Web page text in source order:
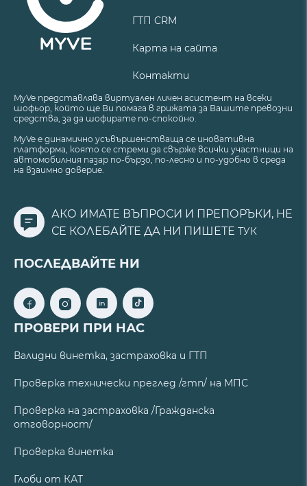
ГТП CRM
Карта на сайта
Контакти
MyVe представлява виртуален личен асистент на всеки
шофьор, който ще Ви помага в грижата за Вашите превозни
средства, за да шофирате по-спокойно.
MyVe е динамично усъвършенстваща се иновативна
платформа, която се стреми да свърже всички участници на
автомобилния пазар по-бързо, по-лесно и по-удобно в среда
на взаимно доверие.
АКО ИМАТЕ ВЪПРОСИ И ПРЕПОРЪКИ, НЕ
СЕ КОЛЕБАЙТЕ ДА НИ ПИШЕТЕ ТУК
ПОСЛЕДВАЙТЕ НИ
ПРОВЕРИ ПРИ НАС
Валидни винетка, застраховка и ГТП
Проверка технически преглед /гтп/ на МПС
Проверка на застраховка /Гражданска
отговорност/
Проверка винетка
Глоби от КАТ